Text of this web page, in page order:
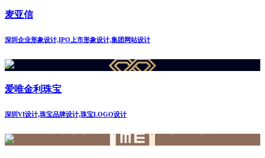
麦亚信
深圳企业形象设计,IPO上市形象设计,集团网站设计
爱唯金利珠宝
深圳VI设计,珠宝品牌设计,珠宝LOGO设计